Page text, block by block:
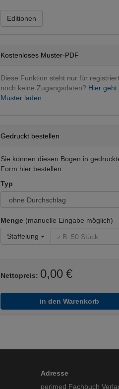
Editionen
Kostenloses Muster-PDF
Diese Funktion steht nur für
noch keine Zugangsdaten? Hier
Muster laden.
Gedruckt bestellen
Sie können diesen Bogen in
Form hier bestellen.
Typ
Menge (manuelle Eingabe möglich)
Staffelung
Nettopreis: 0,00 €
in den Warenkorb
Adresse
perimed Fachbuch